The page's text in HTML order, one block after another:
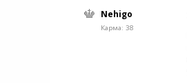
Nehigo
Карма: 38